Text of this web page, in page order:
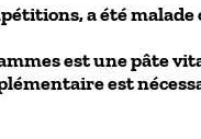
a été
est une pâte
est